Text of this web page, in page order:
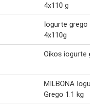
4x110 g
Iogurte grego
4x110g
Oikos iogurte
MILBONA
Grego 1.1 kg